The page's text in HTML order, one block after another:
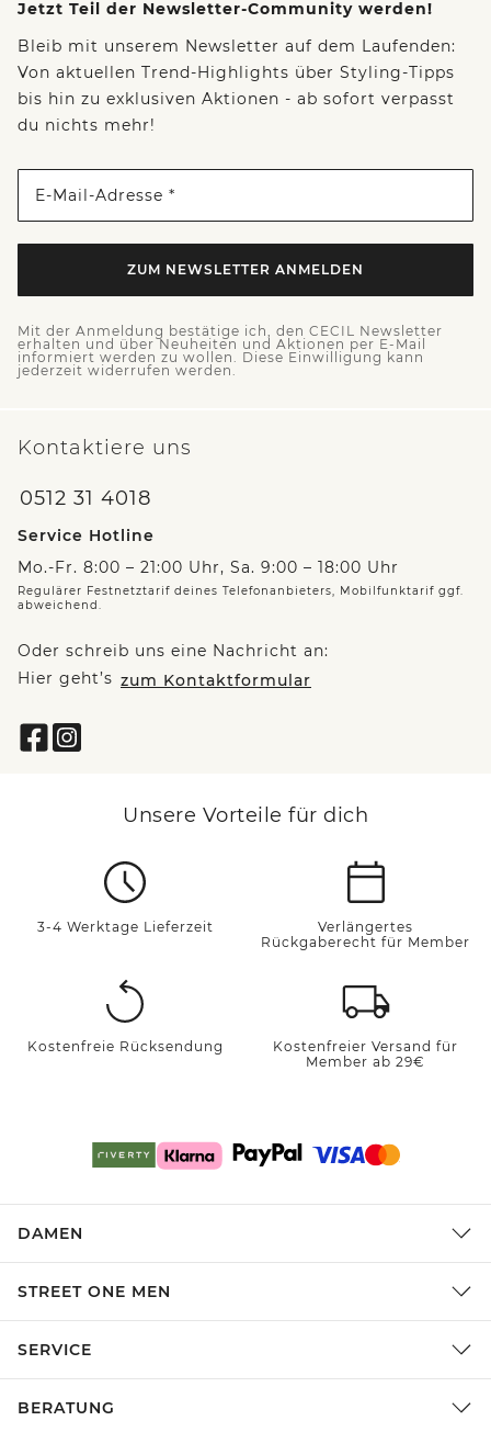
Jetzt Teil der Newsletter-Community werden!
Bleib mit unserem Newsletter auf dem Laufenden:
Von aktuellen Trend-Highlights über Styling-Tipps
bis hin zu exklusiven Aktionen - ab sofort verpasst
du nichts mehr!
E-Mail-Adresse *
ZUM NEWSLETTER ANMELDEN
Mit der Anmeldung bestätige ich, den CECIL Newsletter
erhalten und über Neuheiten und Aktionen per E-Mail
informiert werden zu wollen. Diese Einwilligung kann
jederzeit widerrufen werden.
Kontaktiere uns
0512 31 4018
Service Hotline
Mo.-Fr. 8:00 – 21:00 Uhr, Sa. 9:00 – 18:00 Uhr
Regulärer Festnetztarif deines Telefonanbieters, Mobilfunktarif ggf.
abweichend.
Oder schreib uns eine Nachricht an:
Hier geht’s zum Kontaktformular
Unsere Vorteile für dich
3-4 Werktage Lieferzeit
Verlängertes
Rückgaberecht für Member
Kostenfreie Rücksendung
Kostenfreier Versand für
Member ab 29€
DAMEN
STREET ONE MEN
SERVICE
BERATUNG